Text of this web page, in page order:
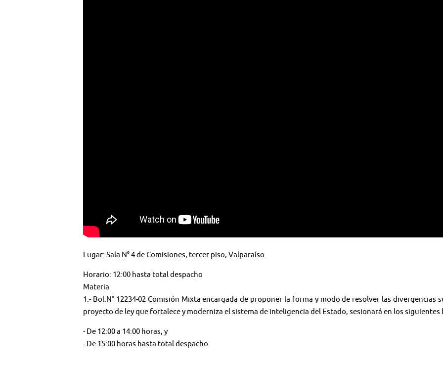
Lugar: Sala N° 4 de Comisiones, tercer piso, Valparaíso.
Horario: 12:00 hasta total despacho
Materia
1.- Bol.N° 12234-02 Comisión Mixta encargada de proponer la forma y modo de resolver las divergencias
proyecto de ley que fortalece y moderniza el sistema de inteligencia del Estado, sesionará en los siguientes
- De 12:00 a 14:00 horas, y
- De 15:00 horas hasta total despacho.